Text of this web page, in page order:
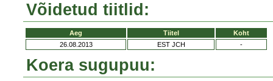
Võidetud tiitlid:
Aeg Tiitel
Koht
26.08.2013
EST JCH -
Koera sugupuu: